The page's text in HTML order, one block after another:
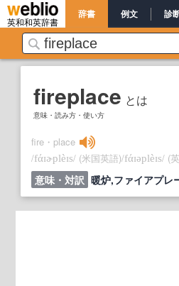
英和和英辞書
辞書 例文 診
fireplace とは
意味・読み方・使い方
fire・place
/fάɪɚplèɪs/ (米国英語)/fάɪəplèɪs/ (
意味・対訳 暖炉,ファイアプレ